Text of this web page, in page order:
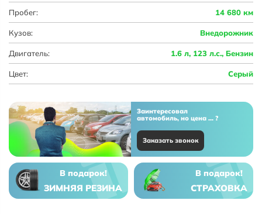
Пробег: 14 680 км
Кузов: Внедорожник
Двигатель: 1.6 л, 123 л.с., Бензин
Цвет: Серый
Заинтересовал
автомобиль, но цена ... ?
Заказать звонок
В подарок!
ЗИМНЯЯ РЕЗИНА
В подарок!
СТРАХОВКА